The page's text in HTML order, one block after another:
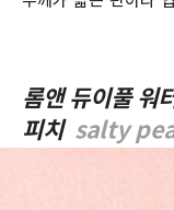
롬앤 듀이풀 워
피치 salty